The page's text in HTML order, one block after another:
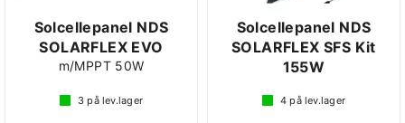
Solcellepanel NDS
SOLARFLEX EVO
m/MPPT 50W
3 på lev.lager
Solcellepanel NDS
SOLARFLEX SFS Kit
155W
4 på lev.lager